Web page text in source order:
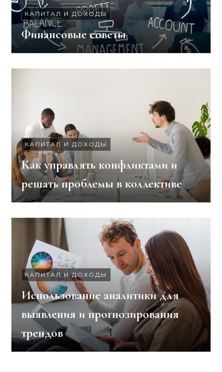
КАПИТАЛ И ДОХОДЫ
Финансовые советы
КАПИТАЛ И ДОХОДЫ
Как управлять конфликтами и
решать проблемы в коллективе
КАПИТАЛ И ДОХОДЫ
Использование аналитики для
выявления и прогнозирования
трендов